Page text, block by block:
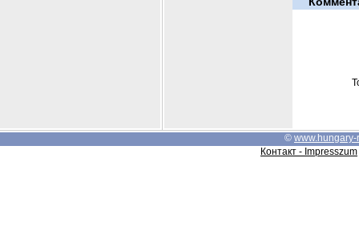
© www.hungary-
Контакт - Impresszum